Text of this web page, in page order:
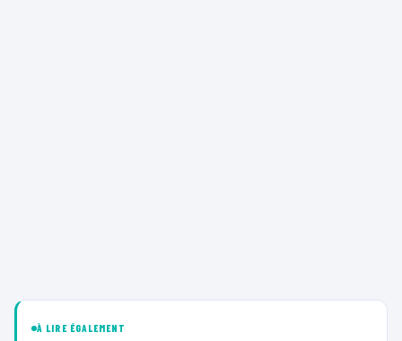
À LIRE ÉGALEMENT